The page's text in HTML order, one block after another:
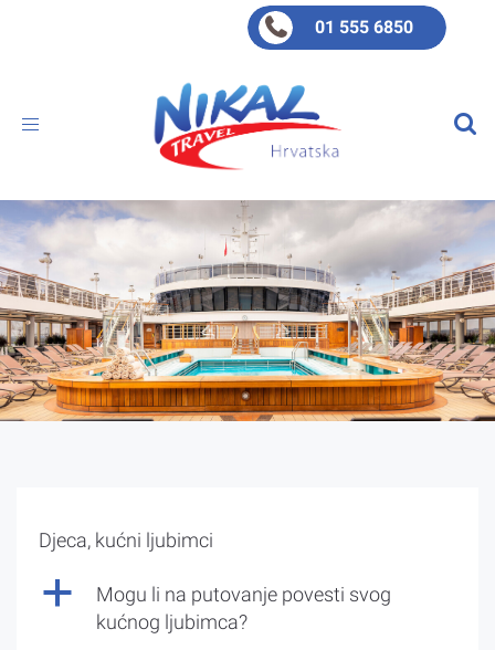
01 555 6850
Toggle
Djeca, kućni ljubimci
a
Mogu li na putovanje povesti svog
kućnog ljubimca?